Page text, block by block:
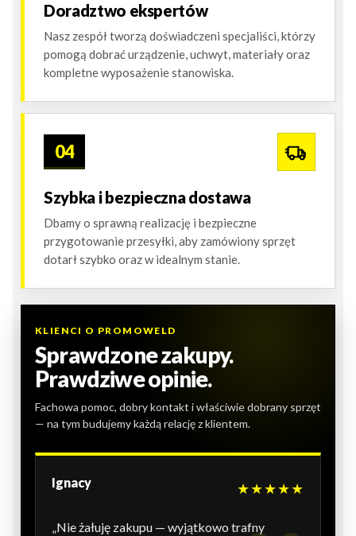
Doradztwo ekspertów
Nasz zespół tworzą doświadczeni specjaliści, którzy
pomogą dobrać urządzenie, uchwyt, materiały oraz
kompletne wyposażenie stanowiska.
04
Szybka i bezpieczna dostawa
Dbamy o sprawną realizację i bezpieczne
przygotowanie przesyłki, aby zamówiony sprzęt
dotarł szybko oraz w idealnym stanie.
KLIENCI O PROMOWELD
Sprawdzone zakupy.
Prawdziwe opinie.
Fachowa pomoc, dobry kontakt i właściwie dobrany sprzęt
— na tym budujemy każdą relację z klientem.
Ignacy ★★★★★
„Nie żałuję zakupu — wyjątkowo trafny